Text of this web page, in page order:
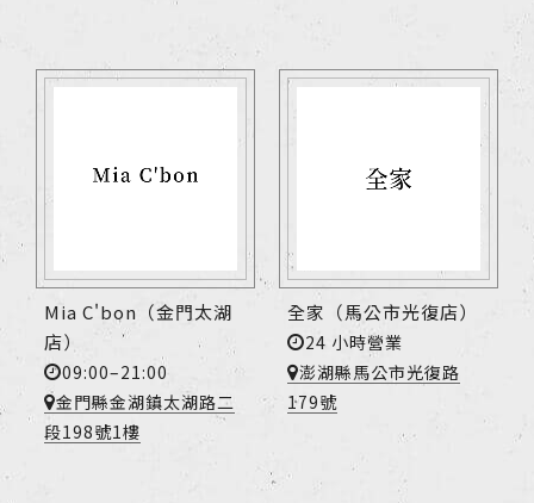
Mia C'bon（金門太湖
店）
09:00–21:00
金門縣金湖鎮太湖路二
段198號1樓
全家（馬公市光復店）
24 小時營業
澎湖縣馬公市光復路
179號